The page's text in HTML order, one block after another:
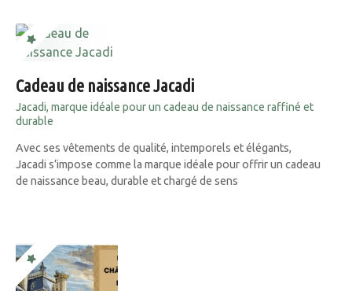
Cadeau de naissance Jacadi
Jacadi, marque idéale pour un cadeau de naissance raffiné et
durable
Avec ses vêtements de qualité, intemporels et élégants,
Jacadi s’impose comme la marque idéale pour offrir un cadeau
de naissance beau, durable et chargé de sens